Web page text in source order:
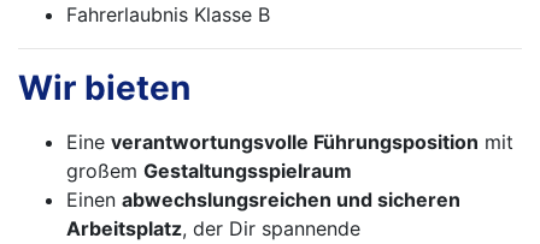
Fahrerlaubnis Klasse B
Wir bieten
Eine verantwortungsvolle Führungsposition mit
großem Gestaltungsspielraum
Einen abwechslungsreichen und sicheren
Arbeitsplatz, der Dir spannende